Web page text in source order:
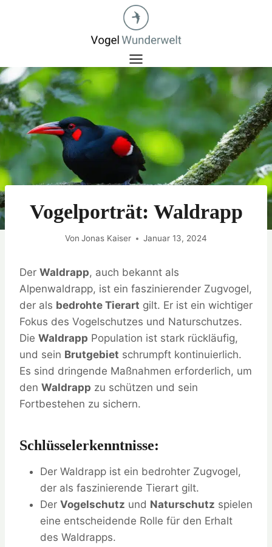
Vogelporträt: Waldrapp
Von Jonas Kaiser Januar 13, 2024
Der Waldrapp, auch bekannt als
Alpenwaldrapp, ist ein faszinierender Zugvogel,
der als bedrohte Tierart gilt. Er ist ein wichtiger
Fokus des Vogelschutzes und Naturschutzes.
Die Waldrapp Population ist stark rückläufig,
und sein Brutgebiet schrumpft kontinuierlich.
Es sind dringende Maßnahmen erforderlich, um
den Waldrapp zu schützen und sein
Fortbestehen zu sichern.
Schlüsselerkenntnisse:
Der Waldrapp ist ein bedrohter Zugvogel,
der als faszinierende Tierart gilt.
Der Vogelschutz und Naturschutz spielen
eine entscheidende Rolle für den Erhalt
des Waldrapps.